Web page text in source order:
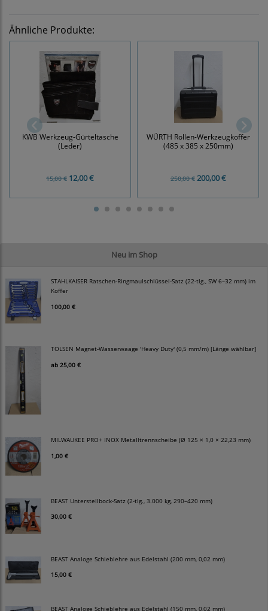
Neu im Shop
STAHLKAISER Ratschen-Ringmaulschlüssel-Satz (22-tlg., SW 6–32 mm) im
Koffer
100,00 €
TOLSEN Magnet-Wasserwaage 'Heavy Duty' (0,5 mm/m) [Länge wählbar]
ab 25,00 €
MILWAUKEE PRO+ INOX Metalltrennscheibe (Ø 125 × 1,0 × 22,23 mm)
1,00 €
BEAST Unterstellbock-Satz (2-tlg., 3.000 kg, 290–420 mm)
30,00 €
BEAST Analoge Schieblehre aus Edelstahl (200 mm, 0,02 mm)
15,00 €
BEAST Analoge Schieblehre aus Edelstahl (150 mm, 0,02 mm)
Ähnliche Produkte:
KWB Werkzeug-Gürteltasche
(Leder)
15,00 € 12,00 €
WÜRTH Rollen-Werkzeugkoffer
(485 x 385 x 250mm)
250,00 €200,00 €